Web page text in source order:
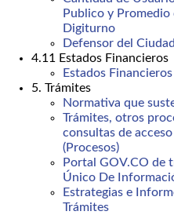
Publico y Promedio
Digiturno
Defensor del
4.11 Estados Financieros
Estados Financieros
5. Trámites
Normativa que
Trámites, otros
consultas de
(Procesos)
Portal GOV.CO de
Único De
Estrategias e
Trámites